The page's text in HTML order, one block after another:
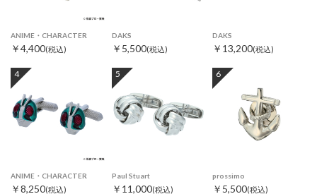
ANIME・CHARACTER
￥4,400(税込)
DAKS
￥5,500(税込)
DAKS
￥13,200(税込)
4
ANIME・CHARACTER
￥8,250(税込)
5
Paul Stuart
￥11,000(税込)
6
prossimo
￥5,500(税込)